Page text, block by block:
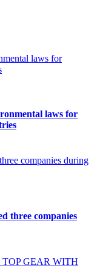
laws for
laws for
companies during
three companies
GEAR WITH